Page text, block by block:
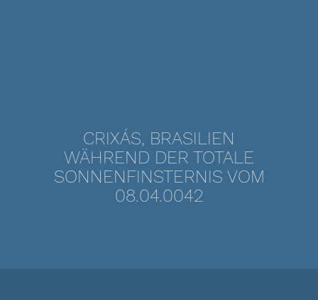
CRIXÁS, BRASILIEN
WÄHREND DER TOTALE
SONNENFINSTERNIS VOM
08.04.0042